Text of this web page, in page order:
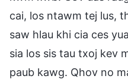
cai, los ntawm tej lus,
saw hlau khi cia ces
sia los sis tau txoj kev
paub kawg. Qhov no